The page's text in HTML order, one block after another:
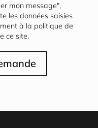
mon message",
les données saisies
à la politique de
ce site.